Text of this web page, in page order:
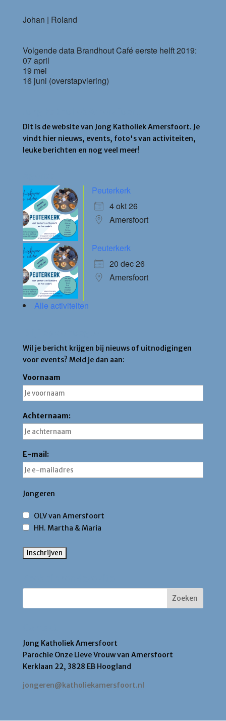
Johan | Roland
Volgende data Brandhout Café eerste helft 2019:
07 april
19 mei
16 juni (overstapviering)
Dit is de website van Jong Katholiek Amersfoort. Je
vindt hier nieuws, events, foto's van activiteiten,
leuke berichten en nog veel meer!
Peuterkerk
4 okt 26
Amersfoort
Peuterkerk
20 dec 26
Amersfoort
Alle activiteiten
Wil je bericht krijgen bij nieuws of uitnodigingen
voor events? Meld je dan aan:
Voornaam
Achternaam:
E-mail:
Jongeren
OLV van Amersfoort
HH. Martha & Maria
Jong Katholiek Amersfoort
Parochie Onze Lieve Vrouw van Amersfoort
Kerklaan 22, 3828 EB Hoogland
jongeren@katholiekamersfoort.nl